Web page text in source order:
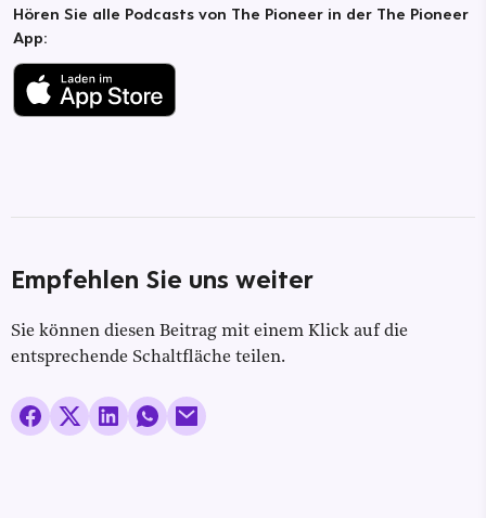
Hören Sie alle Podcasts von The Pioneer in der The Pioneer
App:
Empfehlen Sie uns weiter
Sie können diesen Beitrag mit einem Klick auf die
entsprechende Schaltfläche teilen.